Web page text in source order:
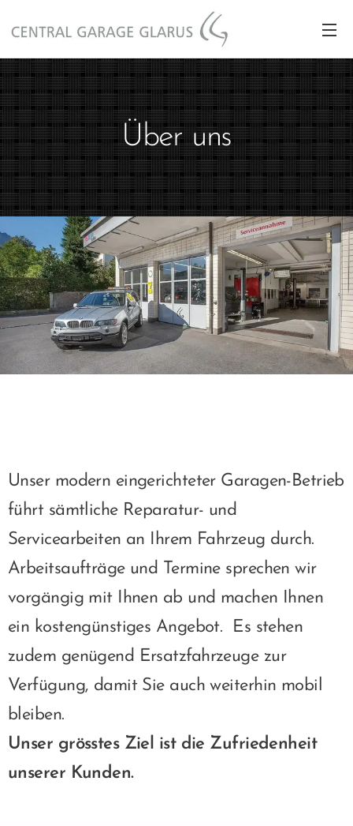
Über uns
Unser modern eingerichteter Garagen-Betrieb
führt sämtliche Reparatur- und
Servicearbeiten an Ihrem Fahrzeug durch.
Arbeitsaufträge und Termine sprechen wir
vorgängig mit Ihnen ab und machen Ihnen
ein kostengünstiges Angebot. Es stehen
zudem genügend Ersatzfahrzeuge zur
Verfügung, damit Sie auch weiterhin mobil
bleiben.
Unser grösstes Ziel ist die Zufriedenheit
unserer Kunden.